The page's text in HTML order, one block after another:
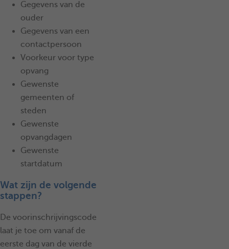
Gegevens van de
ouder
Gegevens van een
contactpersoon
Voorkeur voor type
opvang
Gewenste
gemeenten of
steden
Gewenste
opvangdagen
Gewenste
startdatum
Wat zijn de volgende
stappen?
De voorinschrijvingscode
laat je toe om vanaf de
eerste dag van de vierde